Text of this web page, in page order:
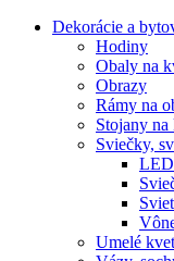
Dekorácie a
Hodiny
Obaly na
Obrazy
Rámy na
Stojany na
Sviečky,
Umelé